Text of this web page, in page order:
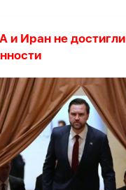
и Иран не достигли